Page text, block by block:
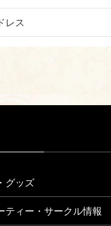
レス
グッズ
ティー・サークル情報